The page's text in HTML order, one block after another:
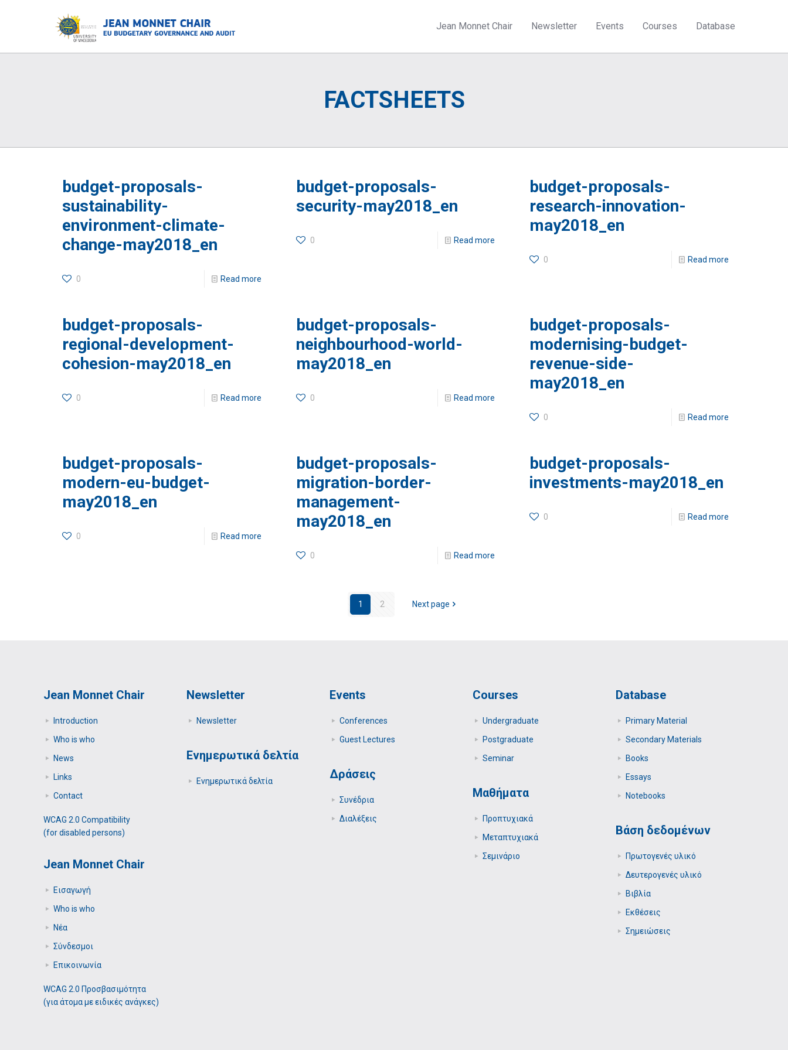
Jean Monnet Chair Newsletter Events Courses Database
FACTSHEETS
budget-proposals-
sustainability-
environment-climate-
change-may2018_en
0 Read more
budget-proposals-
security-may2018_en
0 Read more
budget-proposals-
research-innovation-
may2018_en
0 Read more
budget-proposals-
regional-development-
cohesion-may2018_en
0 Read more
budget-proposals-
neighbourhood-world-
may2018_en
0 Read more
budget-proposals-
modernising-budget-
revenue-side-
may2018_en
0 Read more
budget-proposals-
modern-eu-budget-
may2018_en
0 Read more
budget-proposals-
migration-border-
management-
may2018_en
0 Read more
budget-proposals-
investments-may2018_en
0 Read more
1 2 Next page
Jean Monnet Chair
Introduction
Who is who
News
Links
Contact
WCAG 2.0 Compatibility
(for disabled persons)
Jean Monnet Chair
Εισαγωγή
Who is who
Νέα
Σύνδεσμοι
Επικοινωνία
WCAG 2.0 Προσβασιμότητα
(για άτομα με ειδικές ανάγκες)
Newsletter
Newsletter
Ενημερωτικά δελτία
Ενημερωτικά δελτία
Events
Conferences
Guest Lectures
Δράσεις
Συνέδρια
Διαλέξεις
Courses
Undergraduate
Postgraduate
Seminar
Μαθήματα
Προπτυχιακά
Μεταπτυχιακά
Σεμινάριο
Database
Primary Μaterial
Secondary Μaterials
Books
Essays
Notebooks
Βάση δεδομένων
Πρωτογενές υλικό
Δευτερογενές υλικό
Βιβλία
Εκθέσεις
Σημειώσεις